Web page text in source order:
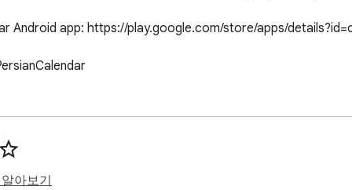
Android app: https://play.google.com/store/apps/
아보기